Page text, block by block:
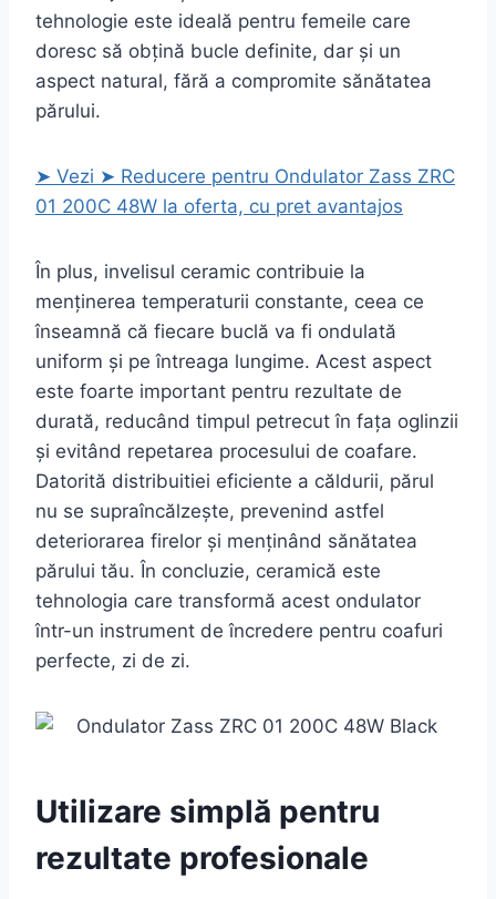
tehnologie este ideală pentru femeile care
doresc să obțină bucle definite, dar și un
aspect natural, fără a compromite sănătatea
părului.
➤ Vezi ➤ Reducere pentru Ondulator Zass ZRC
01 200C 48W la oferta, cu pret avantajos
În plus, invelisul ceramic contribuie la
menținerea temperaturii constante, ceea ce
înseamnă că fiecare buclă va fi ondulată
uniform și pe întreaga lungime. Acest aspect
este foarte important pentru rezultate de
durată, reducând timpul petrecut în fața oglinzii
și evitând repetarea procesului de coafare.
Datorită distribuitiei eficiente a căldurii, părul
nu se supraîncălzește, prevenind astfel
deteriorarea firelor și menținând sănătatea
părului tău. În concluzie, ceramică este
tehnologia care transformă acest ondulator
într-un instrument de încredere pentru coafuri
perfecte, zi de zi.
Utilizare simplă pentru
rezultate profesionale